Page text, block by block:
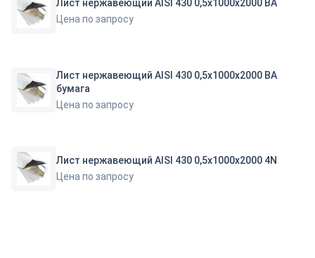
Лист нержавеющий AISI 430 0,5х1000х2000 BA
Цена по запросу
Лист нержавеющий AISI 430 0,5х1000х2000 ВА
бумага
Цена по запросу
Лист нержавеющий AISI 430 0,5х1000х2000 4N
Цена по запросу